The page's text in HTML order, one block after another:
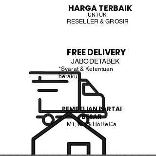
HARGA TERBAIK
UNTUK
RESELLER & GROSIR
JABODETABEK
FREE DELIVERY
*Syarat & Ketentuan
beraku
PEMBELIAN PARTAI
BESAR
MT, GT & HoReCa